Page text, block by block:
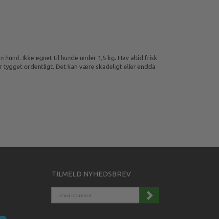
Ikke egnet til hunde under 1,5 kg. Hav altid frisk
tygget ordentligt. Det kan være skadeligt eller endda
TILMELD NYHEDSBREV
ADRESSE